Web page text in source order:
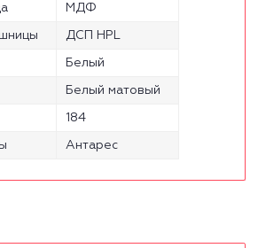
МДФ
ДСП HPL
Белый
Белый матовый
184
Антарес